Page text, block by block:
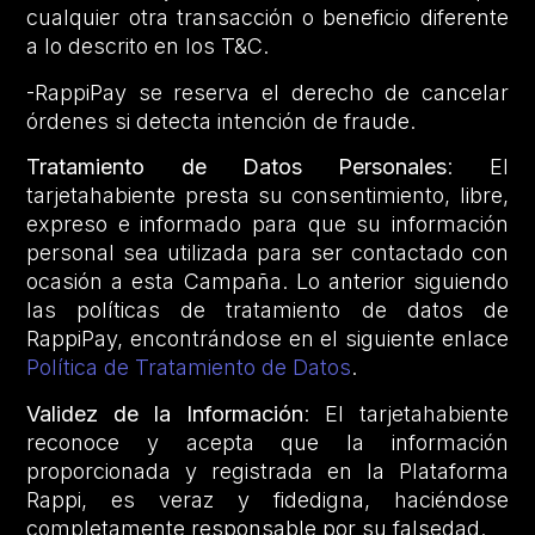
cualquier otra transacción o beneficio diferente
a lo descrito en los T&C.
-RappiPay se reserva el derecho de cancelar
órdenes si detecta intención de fraude.
Tratamiento de Datos Personales: El
tarjetahabiente presta su consentimiento, libre,
expreso e informado para que su información
personal sea utilizada para ser contactado con
ocasión a esta Campaña. Lo anterior siguiendo
las políticas de tratamiento de datos de
RappiPay, encontrándose en el siguiente enlace
Política de Tratamiento de Datos.
Validez de la Información: El tarjetahabiente
reconoce y acepta que la información
proporcionada y registrada en la Plataforma
Rappi, es veraz y fidedigna, haciéndose
completamente responsable por su falsedad.